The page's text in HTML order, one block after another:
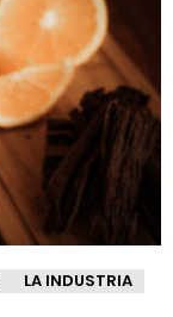
LA INDUSTRIA